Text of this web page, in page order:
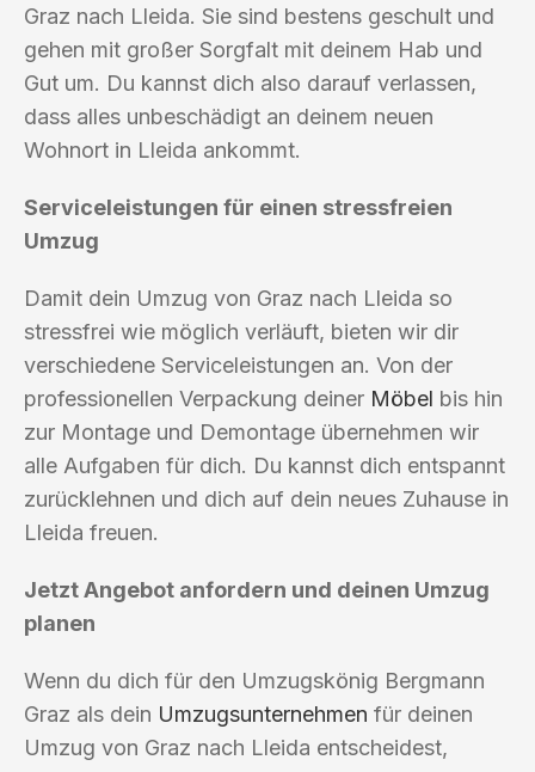
Graz nach Lleida. Sie sind bestens geschult und
gehen mit großer Sorgfalt mit deinem Hab und
Gut um. Du kannst dich also darauf verlassen,
dass alles unbeschädigt an deinem neuen
Wohnort in Lleida ankommt.
Serviceleistungen für einen stressfreien
Umzug
Damit dein Umzug von Graz nach Lleida so
stressfrei wie möglich verläuft, bieten wir dir
verschiedene Serviceleistungen an. Von der
professionellen Verpackung deiner Möbel bis hin
zur Montage und Demontage übernehmen wir
alle Aufgaben für dich. Du kannst dich entspannt
zurücklehnen und dich auf dein neues Zuhause in
Lleida freuen.
Jetzt Angebot anfordern und deinen Umzug
planen
Wenn du dich für den Umzugskönig Bergmann
Graz als dein Umzugsunternehmen für deinen
Umzug von Graz nach Lleida entscheidest,